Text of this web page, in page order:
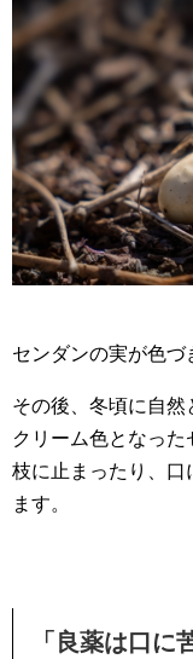
センダンの実が色づ
その後、冬頃に自
クリーム色となっ
枝に止まったり、口
ます。
「良薬は口に